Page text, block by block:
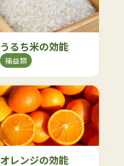
うるち米の効能
補益類
オレンジの効能